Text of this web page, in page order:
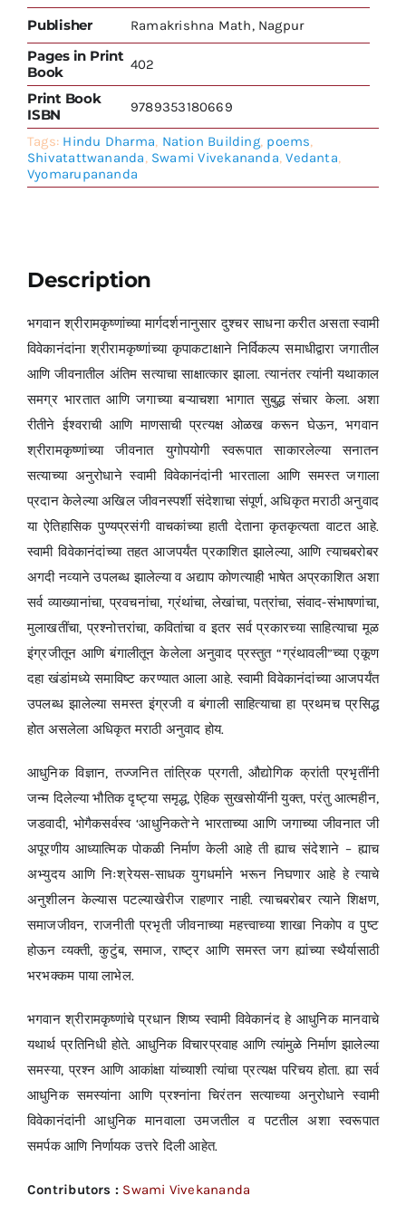
Publisher Ramakrishna Math, Nagpur
Pages in Print
Book
402
Print Book
ISBN
9789353180669
Tags: Hindu Dharma, Nation Building, poems,
Shivatattwananda, Swami Vivekananda,Vedanta,
Vyomarupananda
Description
भगवान श्रीरामकृष्णांच्या मार्गदर्शनानुसार दुश्चर साधना करीत असता स्वामी
विवेकानंदांना श्रीरामकृष्णांच्या कृपाकटाक्षाने निर्विकल्प समाधीद्वारा जगातील
आणि जीवनातील अंतिम सत्याचा साक्षात्कार झाला. त्यानंतर त्यांनी यथाकाल
समग्र भारतात आणि जगाच्या बऱ्याचशा भागात सुबुद्ध संचार केला. अशा
रीतीने ईश्वराची आणि माणसाची प्रत्यक्ष ओळख करून घेऊन, भगवान
श्रीरामकृष्णांच्या जीवनात युगोपयोगी स्वरूपात साकारलेल्या सनातन
सत्याच्या अनुरोधाने स्वामी विवेकानंदांनी भारताला आणि समस्त जगाला
प्रदान केलेल्या अखिल जीवनस्पर्शी संदेशाचा संपूर्ण, अधिकृत मराठी अनुवाद
या ऐतिहासिक पुण्यप्रसंगी वाचकांच्या हाती देताना कृतकृत्यता वाटत आहे.
स्वामी विवेकानंदांच्या तहत आजपर्यंत प्रकाशित झालेल्या, आणि त्याचबरोबर
अगदी नव्याने उपलब्ध झालेल्या व अद्याप कोणत्याही भाषेत अप्रकाशित अशा
सर्व व्याख्यानांचा, प्रवचनांचा, ग्रंथांचा, लेखांचा, पत्रांचा, संवाद-संभाषणांचा,
मुलाखतींचा, प्रश्नोत्तरांचा, कवितांचा व इतर सर्व प्रकारच्या साहित्याचा मूळ
इंग्रजीतून आणि बंगालीतून केलेला अनुवाद प्रस्तुत “ग्रंथावली”च्या एकूण
दहा खंडांमध्ये समाविष्ट करण्यात आला आहे. स्वामी विवेकानंदांच्या आजपर्यंत
उपलब्ध झालेल्या समस्त इंग्रजी व बंगाली साहित्याचा हा प्रथमच प्रसिद्ध
होत असलेला अधिकृत मराठी अनुवाद होय.
आधुनिक विज्ञान, तज्जनित तांत्रिक प्रगती, औद्योगिक क्रांती प्रभृतींनी
जन्म दिलेल्या भौतिक दृष्ट्या समृद्ध, ऐहिक सुखसोयींनी युक्त, परंतु आत्महीन,
जडवादी, भोगैकसर्वस्व ‘आधुनिकते’ने भारताच्या आणि जगाच्या जीवनात जी
अपूरणीय आध्यात्मिक पोकळी निर्माण केली आहे ती ह्याच संदेशाने – ह्याच
अभ्युदय आणि निःश्रेयस-साधक युगधर्माने भरून निघणार आहे हे त्याचे
अनुशीलन केल्यास पटल्याखेरीज राहणार नाही. त्याचबरोबर त्याने शिक्षण,
समाजजीवन, राजनीती प्रभृती जीवनाच्या महत्त्वाच्या शाखा निकोप व पुष्ट
होऊन व्यक्ती, कुटुंब, समाज, राष्ट्र आणि समस्त जग ह्यांच्या स्थैर्यासाठी
भरभक्कम पाया लाभेल.
भगवान श्रीरामकृष्णांचे प्रधान शिष्य स्वामी विवेकानंद हे आधुनिक मानवाचे
यथार्थ प्रतिनिधी होते. आधुनिक विचारप्रवाह आणि त्यांमुळे निर्माण झालेल्या
समस्या, प्रश्न आणि आकांक्षा यांच्याशी त्यांचा प्रत्यक्ष परिचय होता. ह्या सर्व
आधुनिक समस्यांना आणि प्रश्नांना चिरंतन सत्याच्या अनुरोधाने स्वामी
विवेकानंदांनी आधुनिक मानवाला उमजतील व पटतील अशा स्वरूपात
समर्पक आणि निर्णायक उत्तरे दिली आहेत.
Contributors : Swami Vivekananda